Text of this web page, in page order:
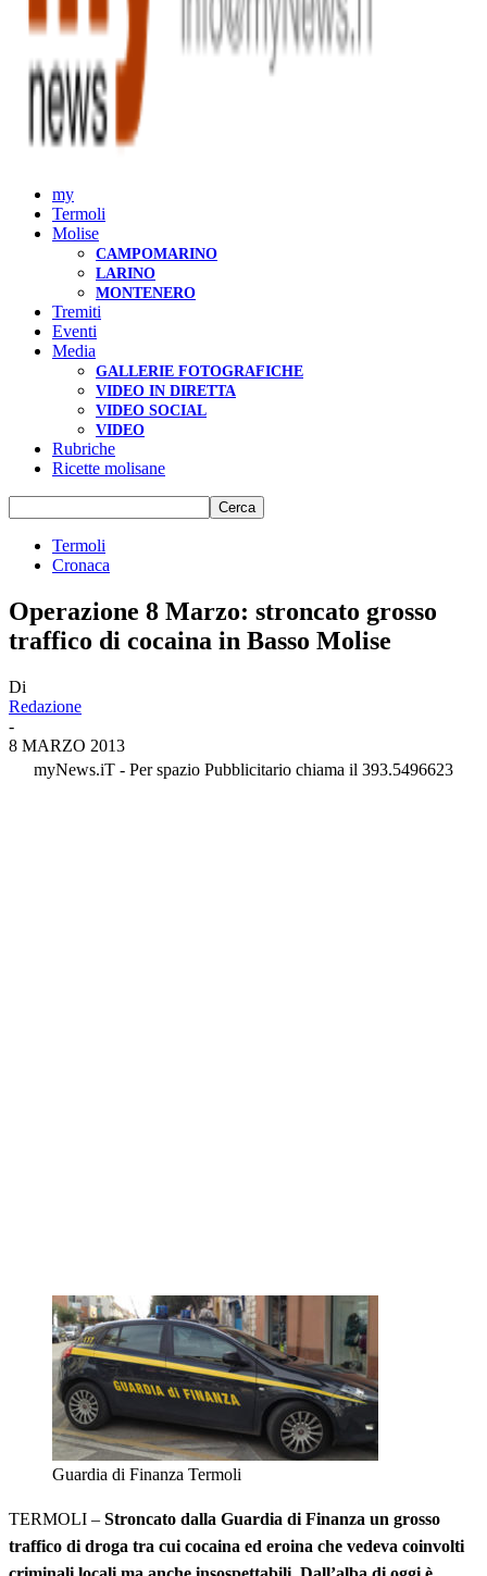
my
Termoli
Molise
CAMPOMARINO
LARINO
MONTENERO
Tremiti
Eventi
Media
GALLERIE FOTOGRAFICHE
VIDEO IN DIRETTA
VIDEO SOCIAL
VIDEO
Rubriche
Ricette molisane
Termoli
Cronaca
Operazione 8 Marzo: stroncato grosso
traffico di cocaina in Basso Molise
Di
Redazione
-
8 MARZO 2013
myNews.iT - Per spazio Pubblicitario chiama il 393.5496623
Guardia di Finanza Termoli
TERMOLI – Stroncato dalla Guardia di Finanza un grosso
traffico di droga tra cui cocaina ed eroina che vedeva coinvolti